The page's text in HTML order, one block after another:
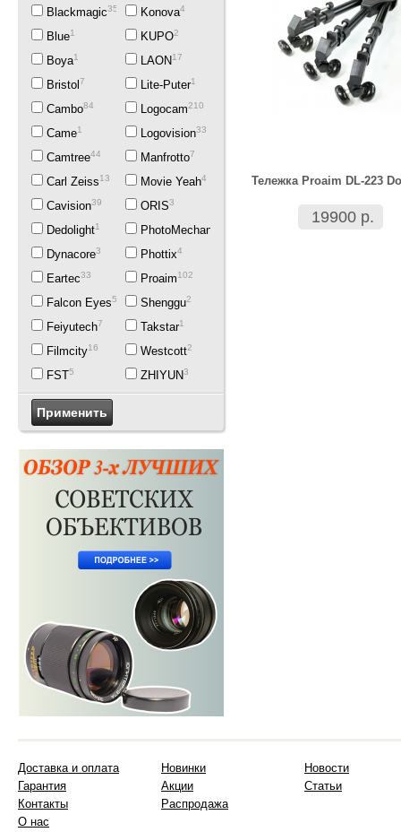
Blackmagic35
Blue1
Boya1
Bristol7
Cambo84
Came1
Camtree44
Carl Zeiss13
Cavision39
Dedolight1
Dynacore3
Eartec33
Falcon Eyes5
Feiyutech7
Filmcity16
FST5
Konova4
KUPO2
LAON17
Lite-Puter1
Logocam210
Logovision33
Manfrotto7
Movie Yeah4
ORIS3
PhotoMechanics
Phottix4
Proaim102
Shenggu2
Takstar1
Westcott2
ZHIYUN3
Тележка Proaim DL-223
19900 р.
Доставка и оплата
Гарантия
Контакты
О нас
Новинки
Акции
Распродажа
Новости
Статьи